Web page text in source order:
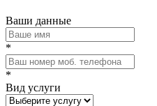
Ваши данные
*
*
Вид услуги